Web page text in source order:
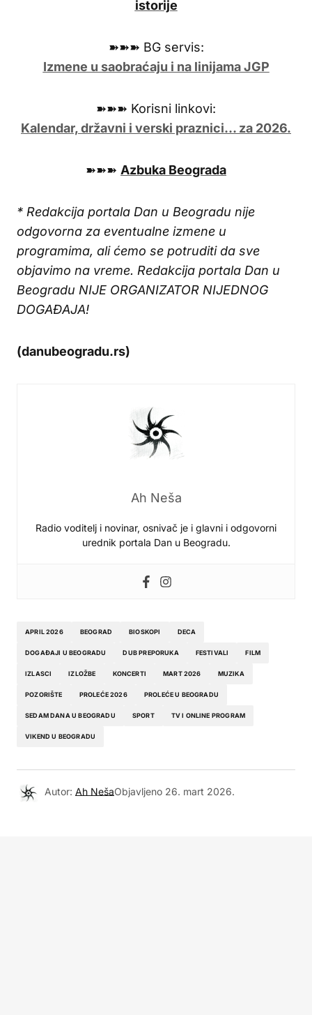
istorije
➽➽➽ BG servis:
Izmene u saobraćaju i na linijama JGP
➽➽➽ Korisni linkovi:
Kalendar, državni i verski praznici… za 2026.
➽➽➽ Azbuka Beograda
* Redakcija portala Dan u Beogradu nije
odgovorna za eventualne izmene u
programima, ali ćemo se potruditi da sve
objavimo na vreme. Redakcija portala Dan u
Beogradu NIJE ORGANIZATOR NIJEDNOG
DOGAĐAJA!
(danubeogradu.rs)
Ah Neša
Radio voditelj i novinar, osnivač je i glavni i odgovorni
urednik portala Dan u Beogradu.
APRIL 2026 BEOGRAD BIOSKOPI DECA
DOGAĐAJI U BEOGRADU DUB PREPORUKA FESTIVALI FILM
IZLASCI IZLOŽBE KONCERTI MART 2026 MUZIKA
POZORIŠTE PROLEĆE 2026 PROLEĆE U BEOGRADU
SEDAM DANA U BEOGRADU SPORT TV I ONLINE PROGRAM
VIKEND U BEOGRADU
Autor: Ah NešaObjavljeno 26. mart 2026.